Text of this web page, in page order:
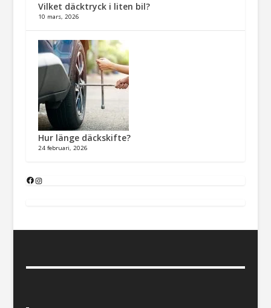
Vilket däcktryck i liten bil?
10 mars, 2026
Hur länge däckskifte?
24 februari, 2026